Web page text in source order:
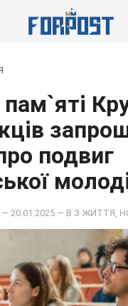
подвиг
— 20.01.2025 — В З ЖИТТЯ